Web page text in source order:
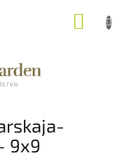
9x9